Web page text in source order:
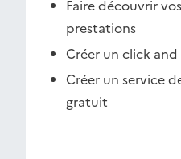
Faire découvrir
prestations
Créer un click
Créer un service
gratuit